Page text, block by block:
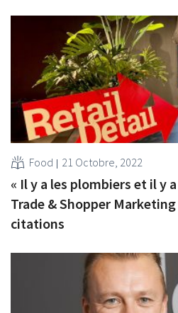
Food 21 Octobre, 2022
« Il y a les plombiers et il y
Trade & Shopper
citations